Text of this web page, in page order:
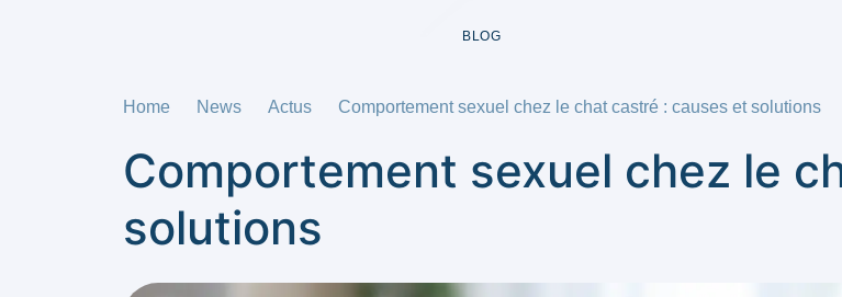
BLOG
Home News Actus Comportement sexuel chez le chat castré : causes et solutions
Comportement sexuel chez le
solutions